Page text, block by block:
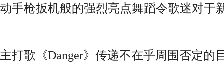
动手枪扳机般的强烈亮点舞蹈令歌迷对于
主打歌《Danger》传递不在乎周围否定的